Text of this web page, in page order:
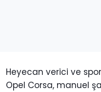
Heyecan verici ve
Opel Corsa, manuel